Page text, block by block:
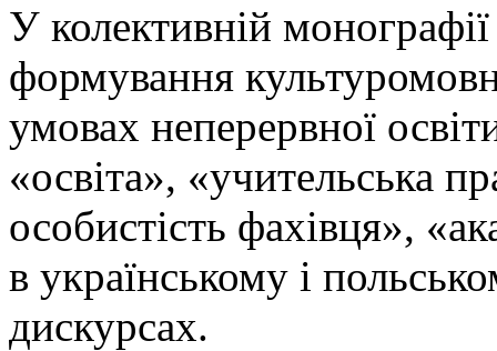
У колективній
формування
умовах неперервної
«освіта», «учительська
особистість фахівця»,
в українському і
дискурсах.